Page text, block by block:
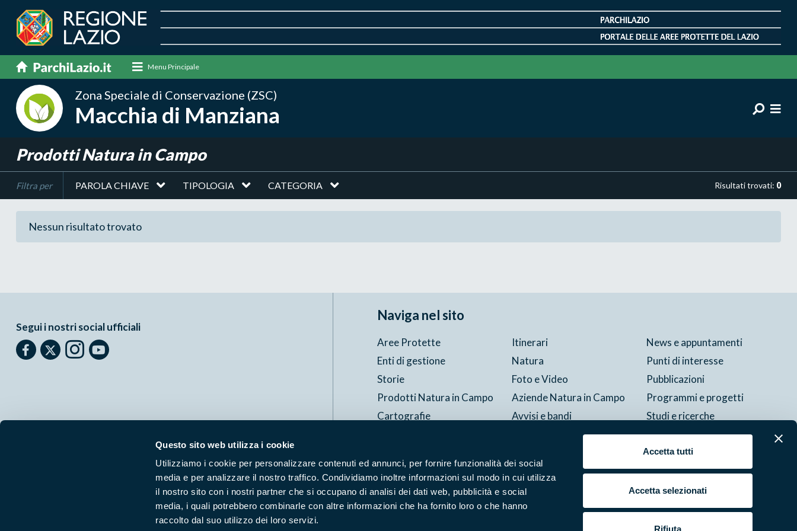
Questo sito web utilizza i cookie
Utilizziamo i cookie per personalizzare contenuti ed annunci, per fornire funzionalità dei social
media e per analizzare il nostro traffico. Condividiamo inoltre informazioni sul modo in cui utilizza
il nostro sito con i nostri partner che si occupano di analisi dei dati web, pubblicità e social
media, i quali potrebbero combinarle con altre informazioni che ha fornito loro o che hanno
raccolto dal suo utilizzo dei loro servizi.
Accetta tutti
Accetta selezionati
Rifiuta
Menu Principale
Zona Speciale di Conservazione (ZSC)
Macchia di Manziana
Prodotti Natura in Campo
Filtra per Risultati trovati: 0
PAROLA CHIAVE TIPOLOGIA CATEGORIA
Nessun risultato trovato
Segui i nostri social ufficiali
Naviga nel sito
Aree Protette Itinerari
News e appuntamenti
Enti di gestione
Natura
Punti di interesse
Storie
Foto e Video
Pubblicazioni
Prodotti Natura in Campo
Aziende Natura in Campo
Programmi e progetti
Cartografie
Avvisi e bandi
Studi e ricerche
Strutture del parco
- Il materiale del sito è liberamente utilizzabile:leggi il Copyleft Accessibilità Privacy Cookie Preferenze Contatti Credits Area riservata